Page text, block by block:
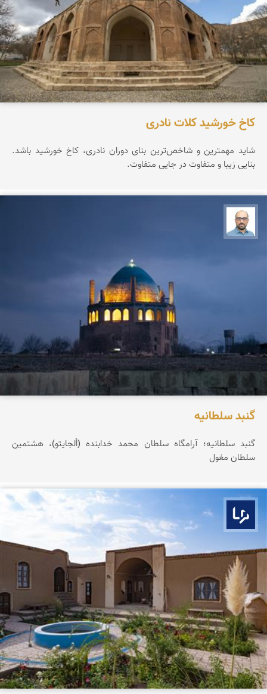
کاخ خورشید کلات نادری
شاید مهمترین و شاخص‌ترین بنای دوران نادری، کاخ خورشید باشد.
بنایی زیبا و متفاوت در جایی متفاوت.
گنبد سلطانیه
گنبد سلطانیه؛ آرامگاه سلطان محمد خدابنده (اُلجایتو)، هشتمین
سلطان مغول
بوم ما